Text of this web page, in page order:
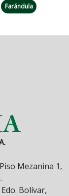
Farándula
Mezanina 1,
Bolívar,